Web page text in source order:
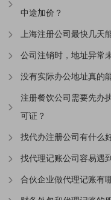
中途加价？
上海注册公司最快几天
公司注销时，地址异常
没有实际办公地址真的
注册餐饮公司需要先办
可证？
找代办注册公司有什么
找代理记账公司容易遇
合伙企业做代理记账有